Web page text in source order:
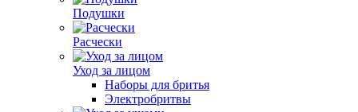
Подушки
Расчески
Уход за лицом
Наборы для бритья
Электробритвы